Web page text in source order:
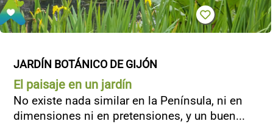
JARDÍN BOTÁNICO DE GIJÓN
El paisaje en un jardín
No existe nada similar en la Península, ni en
dimensiones ni en pretensiones, y un buen...